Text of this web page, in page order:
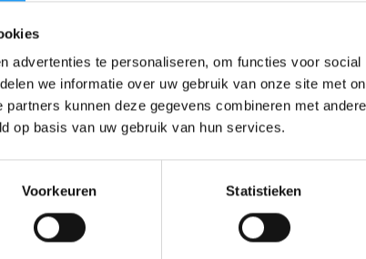
advertenties te personaliseren, om functies voor
we informatie over uw gebruik van onze site met
kunnen deze gegevens combineren met
op basis van uw gebruik van hun services.
Voorkeuren Statistieken
direkt in das Produkt.
für eine einfache Montage.
Blick teurer als eine Standardform. Der